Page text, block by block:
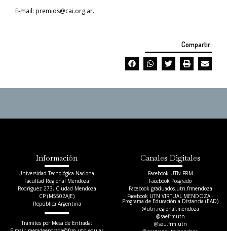
E-mail: premios@cai.org.ar.
Compartir:
Información
Universidad Tecnológica Nacional
Facultad Regional Mendoza
Rodriguez 273, Ciudad Mendoza
CP (M5502AJE)
República Argentina
Trámites por Mesa de Entrada:
Canales Digitales
Facebook UTN FRM
Facebook Posgrado
Facebook graduados.utn.frmendoza
Facebook UTN VIRTUAL MENDOZA -
Programa de Educación a Distancia (EAD)
@utn.regional.mendoza
@saefrmutn
@seu.frm.utn